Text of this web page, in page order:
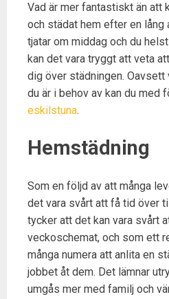
Vad är mer fantastiskt än att
och städat hem efter en lång
tjatar om middag och du
kan det vara tryggt att veta
dig över städningen.
du är i behov av kan du med
eskilstuna.
Hemstädning
Som en följd av att många
det vara svårt att få tid över
tycker att det kan vara svårt
veckoschemat, och som ett
många numera att anlita en
jobbet åt dem. Det lämnar
umgås mer med familj och